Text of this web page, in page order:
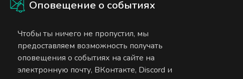
Оповещение о событиях
Чтобы ты ничего не пропустил, мы
предоставляем возможность получать
оповещения о событиях на сайте на
электронную почту, ВКонтакте, Discord и